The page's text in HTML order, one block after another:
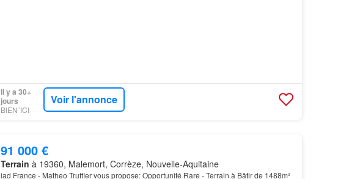
Il y a 30+
jours
BIEN´ICI
Voir l'annonce
91 000 €
Terrain à 19360, Malemort, Corrèze, Nouvelle-Aquitaine
iad France - Matheo Truffier vous propose: Opportunité Rare - Terrain à Bâtir de 1488m²